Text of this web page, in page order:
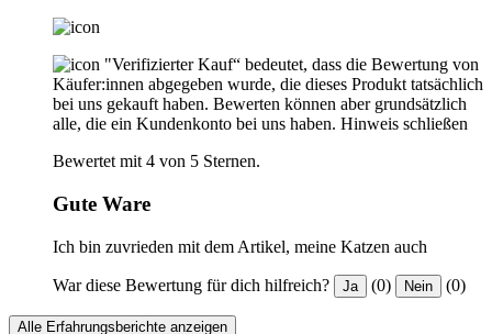
"Verifizierter Kauf“ bedeutet, dass die Bewertung von
Käufer:innen abgegeben wurde, die dieses Produkt tatsächlich
bei uns gekauft haben. Bewerten können aber grundsätzlich
alle, die ein Kundenkonto bei uns haben. Hinweis schließen
Bewertet mit 4 von 5 Sternen.
Gute Ware
Ich bin zuvrieden mit dem Artikel, meine Katzen auch
War diese Bewertung für dich hilfreich? Ja (0) Nein (0)
Alle Erfahrungsberichte anzeigen